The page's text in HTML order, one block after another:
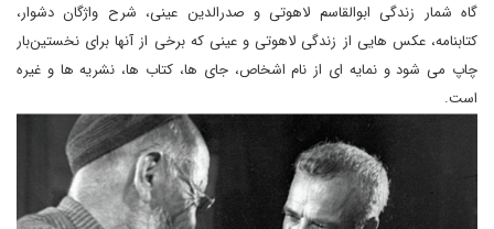
گاه شمار زندگی ابوالقاسم لاهوتی و صدرالدین عینی، شرح واژگان دشوار،
کتابنامه، عکس هایی از زندگی لاهوتی و عینی که برخی از آنها برای نخستین‌بار
چاپ می شود و نمایه ای از نام اشخاص، جای ها، کتاب ها، نشریه ها و غیره
است.